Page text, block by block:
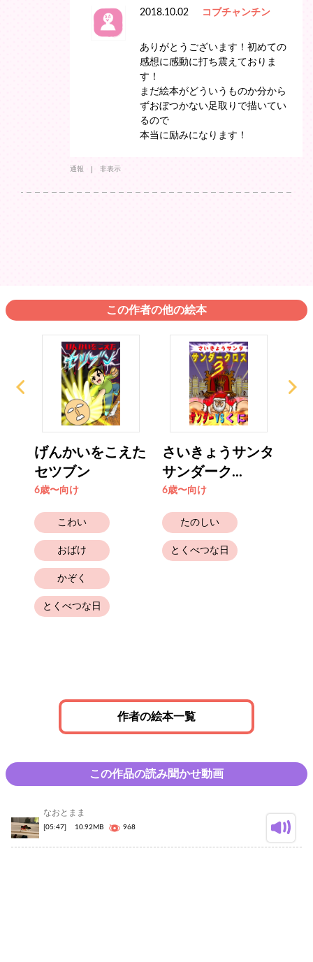
2018.10.02 コブチャンチン
ありがとうございます！初めての
感想に感動に打ち震えておりま
す！
まだ絵本がどういうものか分から
ずおぼつかない足取りで描いてい
るので
本当に励みになります！
通報 非表示
この作者の他の絵本
げんかいをこえた
セツブン
6歳〜向け
こわい
おばけ
かぞく
とくべつな日
さいきょうサンタ
サンダーク...
6歳〜向け
たのしい
とくべつな日
作者の絵本一覧
この作品の読み聞かせ動画
なおとまま
[05:47] 10.92MB 968